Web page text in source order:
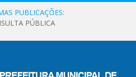
PUBLICAÇÕES:
PÚBLICA